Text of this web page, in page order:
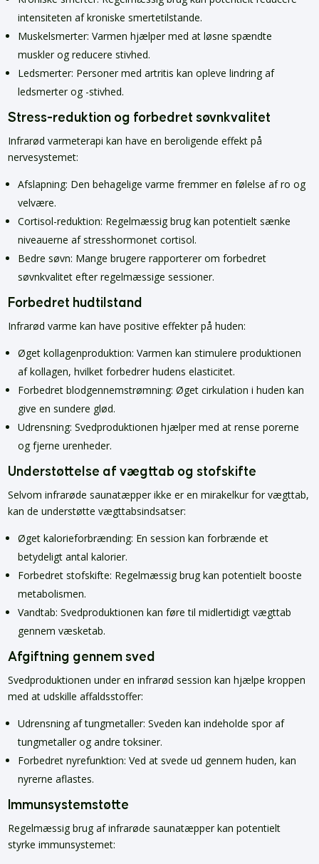
intensiteten af kroniske smertetilstande.
Muskelsmerter: Varmen hjælper med at løsne spændte
muskler og reducere stivhed.
Ledsmerter: Personer med artritis kan opleve lindring af
ledsmerter og -stivhed.
Stress-reduktion og forbedret søvnkvalitet
Infrarød varmeterapi kan have en beroligende effekt på
nervesystemet:
Afslapning: Den behagelige varme fremmer en følelse af ro og
velvære.
Cortisol-reduktion: Regelmæssig brug kan potentielt sænke
niveauerne af stresshormonet cortisol.
Bedre søvn: Mange brugere rapporterer om forbedret
søvnkvalitet efter regelmæssige sessioner.
Forbedret hudtilstand
Infrarød varme kan have positive effekter på huden:
Øget kollagenproduktion: Varmen kan stimulere produktionen
af kollagen, hvilket forbedrer hudens elasticitet.
Forbedret blodgennemstrømning: Øget cirkulation i huden kan
give en sundere glød.
Udrensning: Svedproduktionen hjælper med at rense porerne
og fjerne urenheder.
Understøttelse af vægttab og stofskifte
Selvom infrarøde saunatæpper ikke er en mirakelkur for vægttab,
kan de understøtte vægttabsindsatser:
Øget kalorieforbrænding: En session kan forbrænde et
betydeligt antal kalorier.
Forbedret stofskifte: Regelmæssig brug kan potentielt booste
metabolismen.
Vandtab: Svedproduktionen kan føre til midlertidigt vægttab
gennem væsketab.
Afgiftning gennem sved
Svedproduktionen under en infrarød session kan hjælpe kroppen
med at udskille affaldsstoffer:
Udrensning af tungmetaller: Sveden kan indeholde spor af
tungmetaller og andre toksiner.
Forbedret nyrefunktion: Ved at svede ud gennem huden, kan
nyrerne aflastes.
Immunsystemstøtte
Regelmæssig brug af infrarøde saunatæpper kan potentielt
styrke immunsystemet: